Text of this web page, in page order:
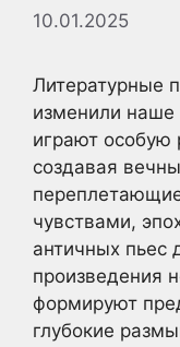
10.01.2025
Литературные
изменили наше
играют особую
создавая
чувствами,
античных пьес
произведения
формируют
глубокие